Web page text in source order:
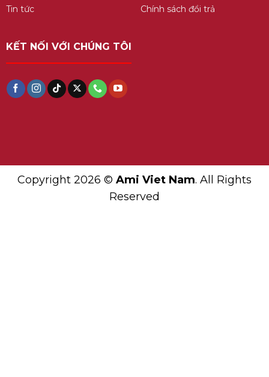
Tin tức
Chính sách đổi trả
KẾT NỐI VỚI CHÚNG TÔI
Copyright 2026 © Ami Viet Nam. All Rights
Reserved